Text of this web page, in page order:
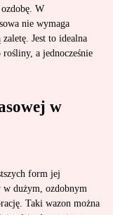
ozdobę. W
nie wymaga
Jest to idealna
a jednocześnie
w
form jej
w dużym, ozdobnym
Taki wazon można